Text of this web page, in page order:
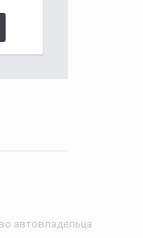
автовладельца